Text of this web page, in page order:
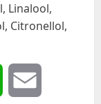
Linalool,
Citronellol,
WhatsApp